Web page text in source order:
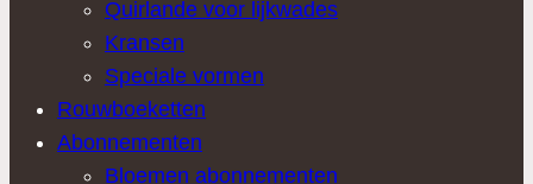
Quirlande voor lijkwades
Kransen
Speciale vormen
Rouwboeketten
Abonnementen
Bloemen abonnementen